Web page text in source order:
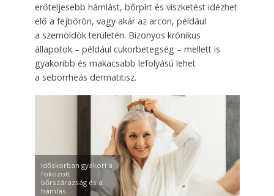
erőteljesebb hámlást, bőrpírt és viszketést idézhet
elő a fejbőrön, vagy akár az arcon, például
a szemöldök területén. Bizonyos krónikus
állapotok – például cukorbetegség – mellett is
gyakoribb és makacsabb lefolyású lehet
a seborrheás dermatitisz.
Időskorban gyakori a
fokozott
bőrszárazság és a
hámlás